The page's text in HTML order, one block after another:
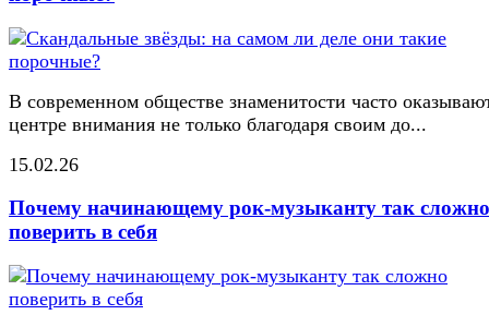
В современном обществе знаменитости часто
центре внимания не только благодаря своим до...
15.02.26
Почему начинающему рок-музыканту так сложно
поверить в себя